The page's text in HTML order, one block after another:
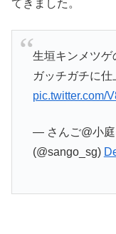
てきました。
生垣キンメツゲ
ガッチガチに仕
pic.twitter.com/
— さんご@小庭
(@sango_sg)